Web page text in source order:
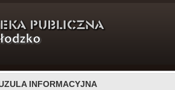
AKTUALNOŚCI
INFORMACYJNA